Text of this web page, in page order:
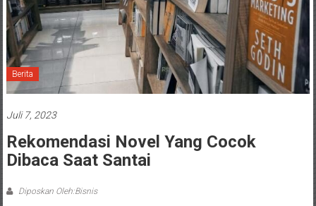
Berita
Juli 7, 2023
Rekomendasi Novel Yang Cocok
Dibaca Saat Santai
Diposkan Oleh:Bisnis